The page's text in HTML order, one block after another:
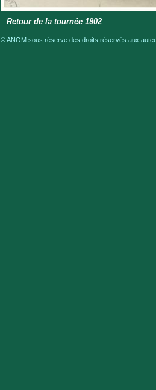
Retour de la tournée 1902
© ANOM sous réserve des droits réservés aux